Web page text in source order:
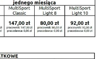
LUBUSKIE CENTRUM
MEDIACJI
NIEODPŁATNA POMOC
PRAWNA